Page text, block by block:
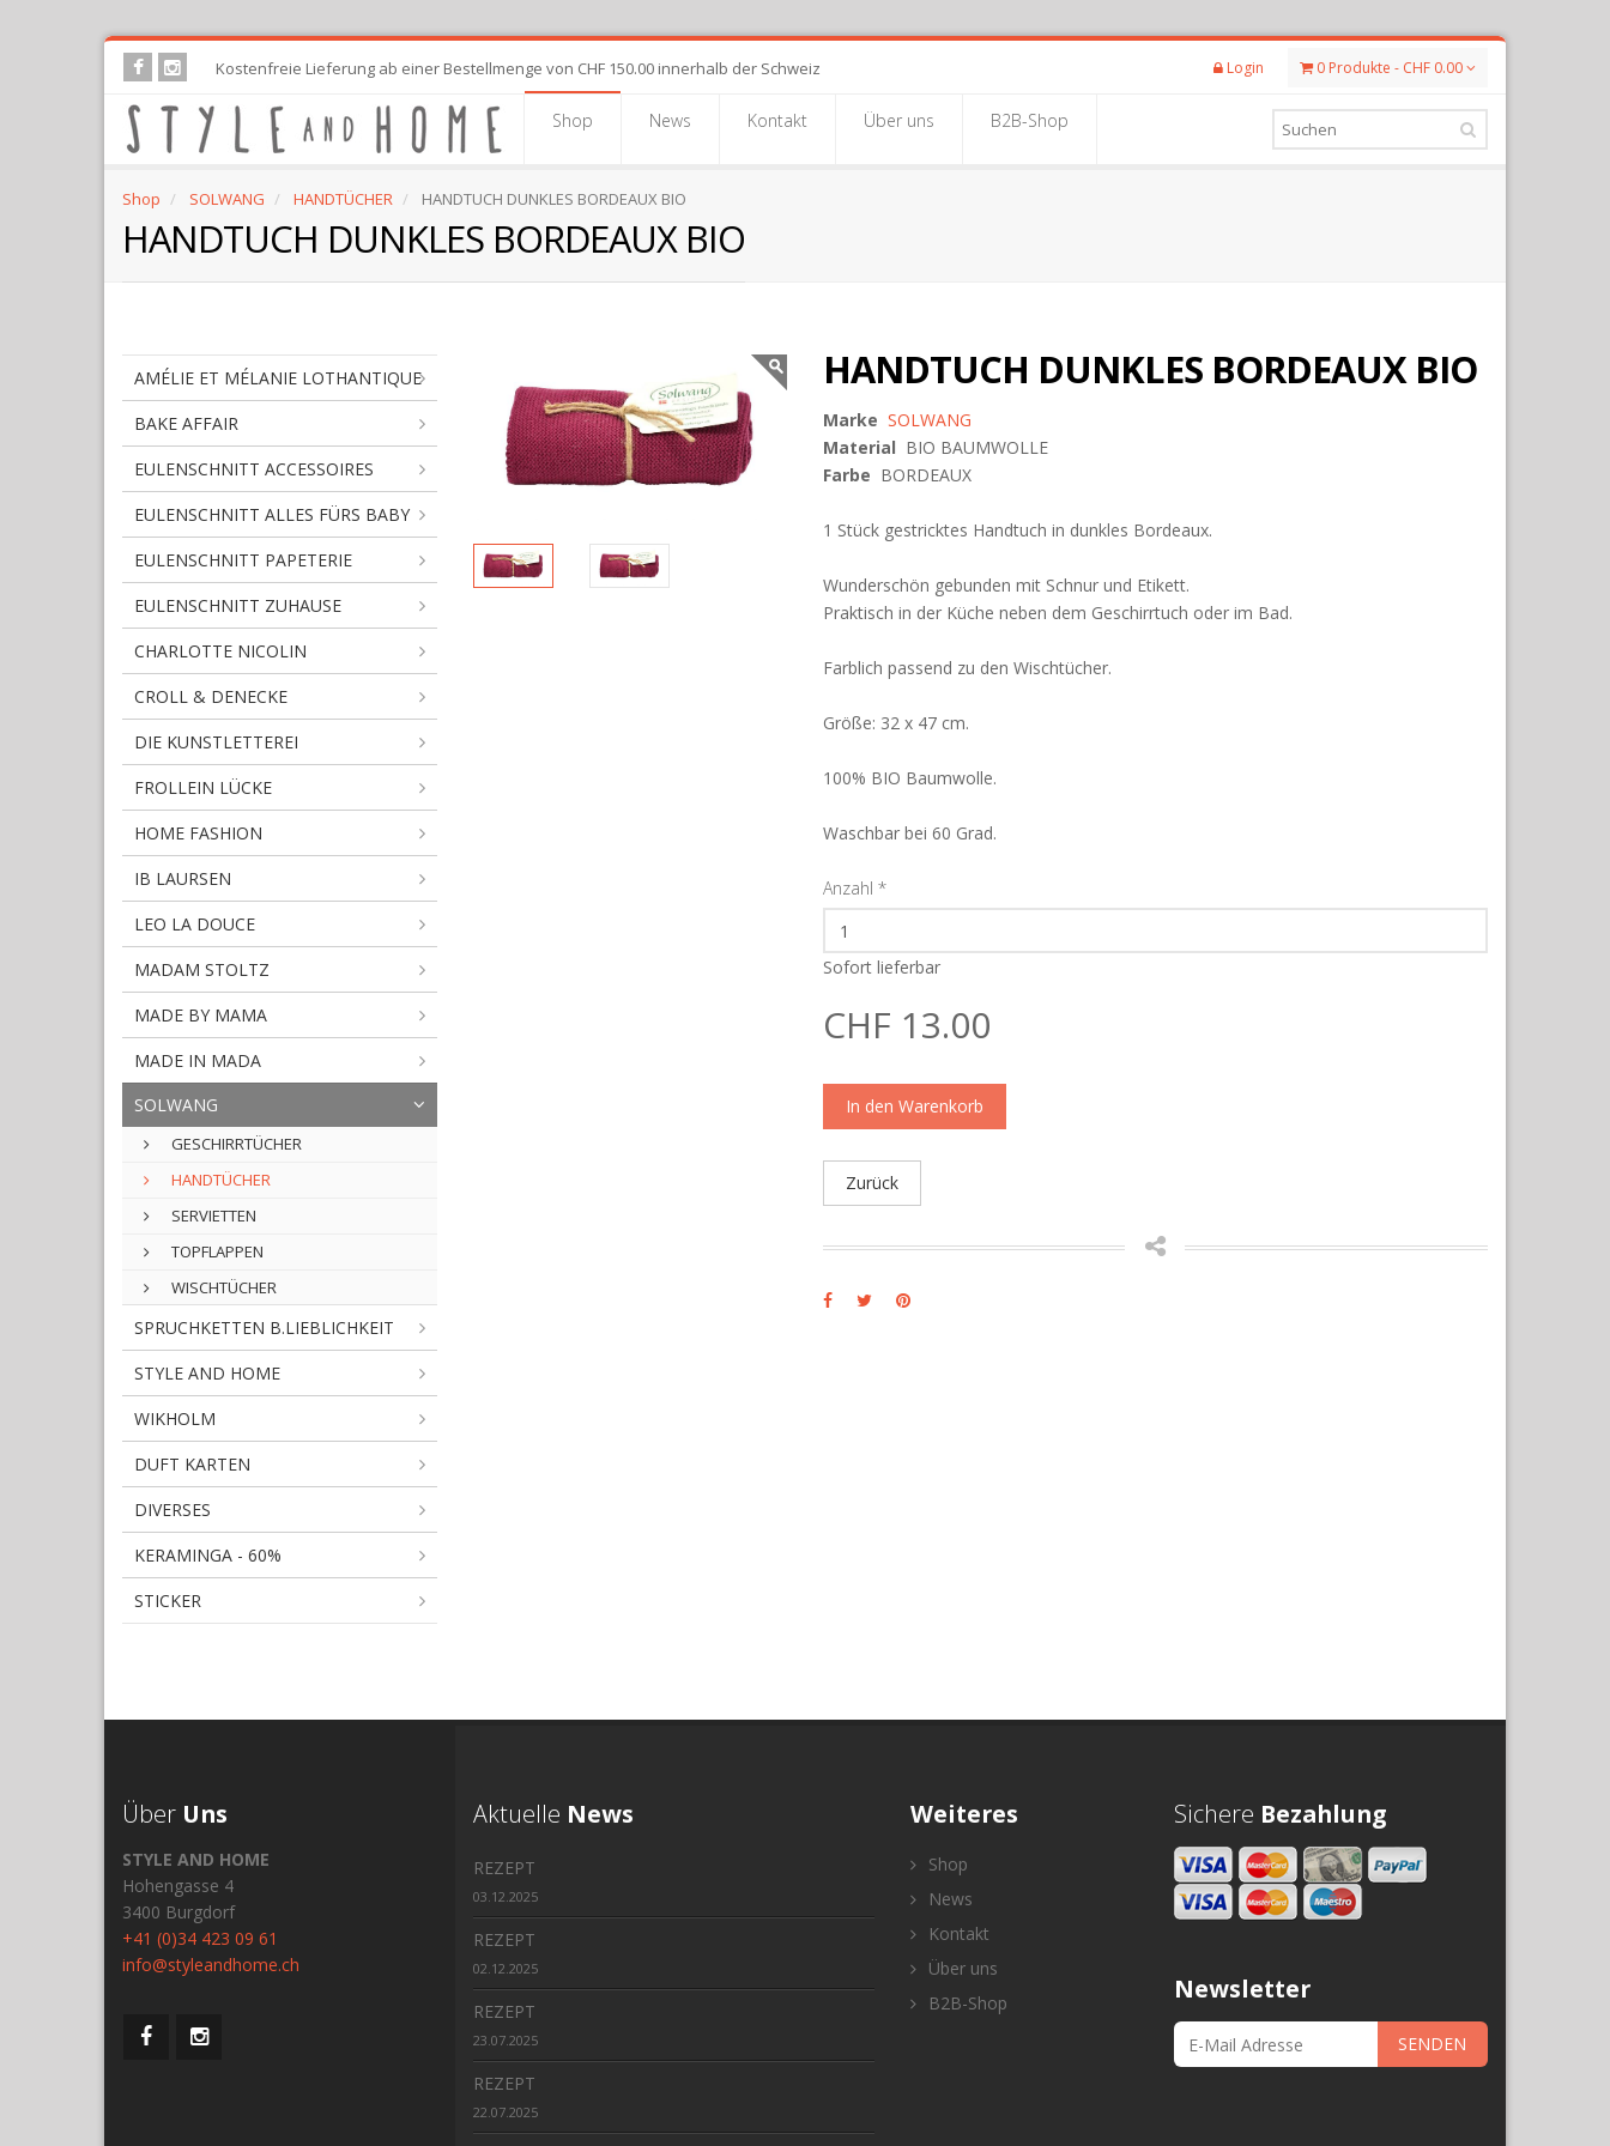
Skip
main
content
Kostenfreie Lieferung ab einer Bestellmenge von CHF 150.00 innerhalb der Schweiz Login 0 Produkte - CHF 0.00
Shop News Kontakt Über uns B2B-Shop
Shop SOLWANG HANDTÜCHER HANDTUCH DUNKLES BORDEAUX BIO
HANDTUCH DUNKLES BORDEAUX BIO
AMÉLIE ET MÉLANIE LOTHANTIQUE
BAKE AFFAIR
EULENSCHNITT ACCESSOIRES
EULENSCHNITT ALLES FÜRS BABY
EULENSCHNITT PAPETERIE
EULENSCHNITT ZUHAUSE
CHARLOTTE NICOLIN
CROLL & DENECKE
DIE KUNSTLETTEREI
FROLLEIN LÜCKE
HOME FASHION
IB LAURSEN
LEO LA DOUCE
MADAM STOLTZ
MADE BY MAMA
MADE IN MADA
SOLWANG
GESCHIRRTÜCHER
HANDTÜCHER
SERVIETTEN
TOPFLAPPEN
WISCHTÜCHER
SPRUCHKETTEN B.LIEBLICHKEIT
STYLE AND HOME
WIKHOLM
DUFT KARTEN
DIVERSES
KERAMINGA - 60%
STICKER
HANDTUCH DUNKLES BORDEAUX BIO
Marke SOLWANG
Material BIO BAUMWOLLE
Farbe BORDEAUX
1 Stück gestricktes Handtuch in dunkles Bordeaux.
Wunderschön gebunden mit Schnur und Etikett.
Praktisch in der Küche neben dem Geschirrtuch oder im Bad.
Farblich passend zu den Wischtücher.
Größe: 32 x 47 cm.
100% BIO Baumwolle.
Waschbar bei 60 Grad.
Anzahl *
Sofort lieferbar
CHF 13.00
In den Warenkorb
Zurück
Über Uns
STYLE AND HOME
Hohengasse 4
3400 Burgdorf
+41 (0)34 423 09 61
info@styleandhome.ch
Aktuelle News
REZEPT
03.12.2025
REZEPT
02.12.2025
REZEPT
23.07.2025
REZEPT
22.07.2025
Weiteres
Shop
News
Kontakt
Über uns
B2B-Shop
Sichere Bezahlung
Newsletter
SENDEN